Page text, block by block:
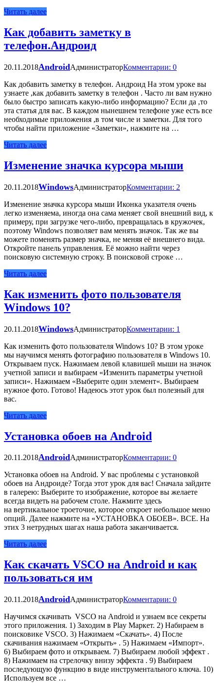
Читать далее
Как добавить заметку в
телефон.Андроид
20.11.2018AndroidАдминистраторКомментарии: 0
Как добавить заметку в телефон. Андроид На этом уроке вы
узнаете ,как добавить заметку в телефон . Часто ли вам нужно
было быстро записать какую-либо информацию? Если да ,то
эта статья для вас. В каждом нынешнем телефоне уже есть все
необходимые приложения ,в том числе и заметки. Для того
чтобы найти приложение «Заметки», нажмите на …
Читать далее
Изменение значка курсора мыши
20.11.2018WindowsАдминистраторКомментарии: 2
Изменение значка курсора мыши Иконка указателя очень
легко изменяема, иногда она сама меняет свой внешний вид, к
примеру, при загрузке чего-либо, превращалась в кружочек,
поэтому Windows позволяет вам менять значок. Так же вы
можете поменять размер значка, не меняя её внешнего вида.
Откройте панель управления. Её можно найти через
поисковую системную строку. В поисковой строке …
Читать далее
Как изменить фото пользователя
Windows 10?
20.11.2018WindowsАдминистраторКомментарии: 1
Как изменить фото пользователя Windows 10? В этом уроке
мы научимся менять фотографию пользователя в Windows 10.
Открываем пуск. Нажимаем левой клавишей мыши на значок
учетной записи и выбираем «Изменить параметры учетной
записи«. Нажимаем «Выберите один элемент«. Выбираем
нужное фото. Готово! Надеюсь этот урок был полезный для
вас.
Читать далее
Установка обоев на Android
20.11.2018AndroidАдминистраторКомментарии: 0
Установка обоев на Android. У вас проблемы с установкой
обоев на Андроиде? Тогда этот урок для вас! Сначала зайдите
в галерею: Выберите то изображение, которое вы желаете
всегда видеть на рабочем столе. Нажмите здесь
на вертикальное троеточие, которое откроет небольшое меню
опций. Далее нажмите на «УСТАНОВКА ОБОЕВ». ВСЕ. На
этих 3 нетрудных шагах наша работа заканчивается.
Читать далее
Как скачать VSCO на Android и как
пользоваться им
20.11.2018AndroidАдминистраторКомментарии: 0
Научимся скачивать VSCO на Android и узнаем все секреты
этого приложения. 1) Заходим в Play Маркет. 2) Набираем в
поисковике VSCO. 3) Нажимаем «Скачать». 4) После
скачивания нажимаем «Открыть» . 5) Нажимаем «Импорт».
6) Выбираем фото и открываем. 7) Выбираем любой эффект .
8) Нажимаем на стрелочку внизу эффекта . 9) Выбираем
последующую функцию в виде инструментального ключа. 10)
Используем все …